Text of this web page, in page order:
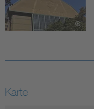
Karte